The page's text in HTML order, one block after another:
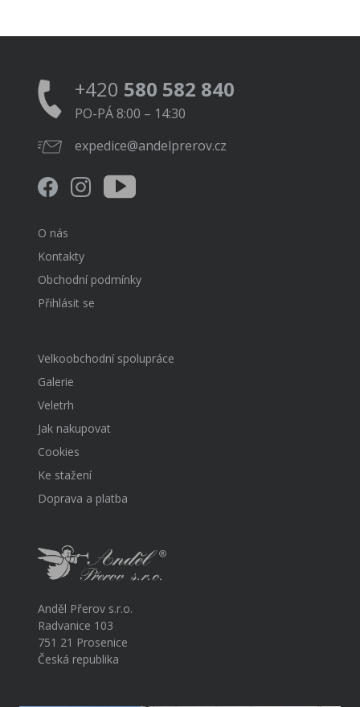
+420 580 582 840
PO-PÁ 8:00 – 14:30
expedice@andelprerov.cz
O nás
Kontakty
Obchodní podmínky
Přihlásit se
Velkoobchodní spolupráce
Galerie
Veletrh
Jak nakupovat
Cookies
Ke stažení
Doprava a platba
Anděl Přerov s.r.o.
Radvanice 103
751 21 Prosenice
Česká republika